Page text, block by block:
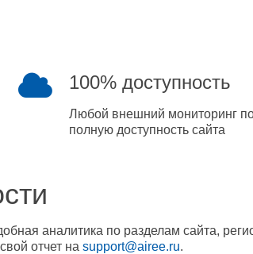
100% доступность
Любой внешний мониторинг
полную доступность сайта
аналитика по разделам сайта,
отчет на support@airee.ru.